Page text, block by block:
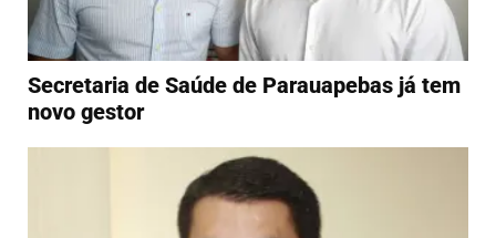
Secretaria de Saúde de Parauapebas já tem
novo gestor